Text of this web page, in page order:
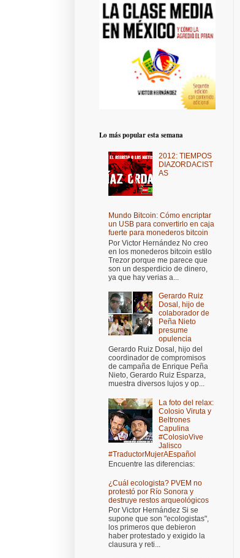
Lo más popular esta semana
2012: TIEMPOS
DIAZORDACIST
AS
Mundo Bitcoin: Cómo encriptar
un USB para convertirlo en caja
fuerte para monederos bitcoin
Por Victor Hernández No creo
en los monederos bitcoin estilo
Trezor porque me parece que
son un desperdicio de dinero,
ya que hay verias a...
Gerardo Ruiz
Dosal, hijo de
colaborador de
Peña Nieto
presume
opulencia
Gerardo Ruiz Dosal, hijo del
coordinador de compromisos
de campaña de Enrique Peña
Nieto, Gerardo Ruiz Esparza,
muestra diversos lujos y op...
La foto del relax:
Colosio Viruta y
Beltrones
Capulina
#ColosioVive
Jalisco
#TraductorMujerAEspañol
Encuentre las diferencias:
¿Cuál ecologista? PVEM no
protestó por Río Sonora y
destruye restos arqueológicos
Por Victor Hernández Si se
supone que son "ecologistas",
los primeros que debieron
haber protestado y exigido la
clausura y reti...